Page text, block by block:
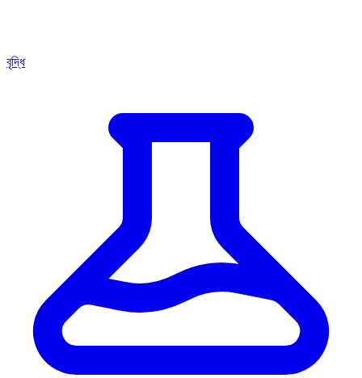
বৃদ্ধি